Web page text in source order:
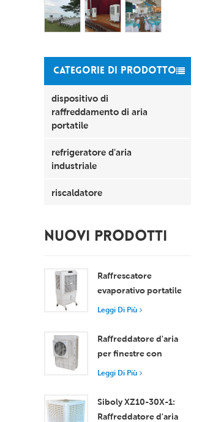
CATEGORIE DI PRODOTTO
dispositivo di
raffreddamento di aria
portatile
refrigeratore d'aria
industriale
riscaldatore
NUOVI PRODOTTI
Raffrescatore
evaporativo portatile
da 8000 m³/h con
modello XZ13-080
Leggi Di Più
Raffreddatore d'aria
per finestre con
motore assiale
Raffreddamento
efficiente per stanze di
Leggi Di Più
Siboly XZ10-30X-1:
Raffreddatore d'aria